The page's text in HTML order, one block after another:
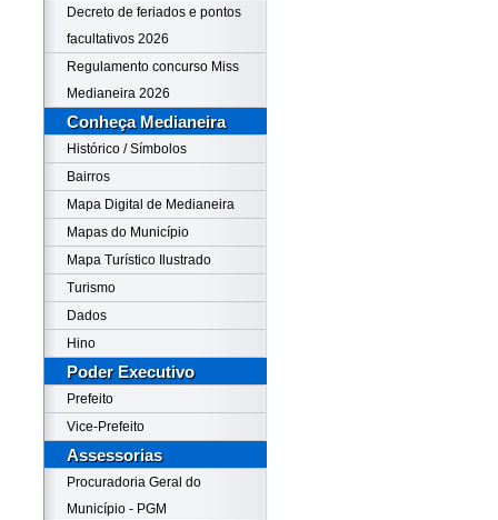
Decreto de feriados e pontos
facultativos 2026
Regulamento concurso Miss
Medianeira 2026
Conheça Medianeira
Histórico / Símbolos
Bairros
Mapa Digital de Medianeira
Mapas do Município
Mapa Turístico Ilustrado
Turismo
Dados
Hino
Poder Executivo
Prefeito
Vice-Prefeito
Assessorias
Procuradoria Geral do
Município - PGM